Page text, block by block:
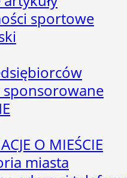
sportowe
sponsorowane
O MIEŚCIE
miasta